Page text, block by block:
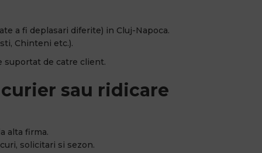
a fi deplasari diferite) in Cluj-Napoca.
Chinteni etc.).
suportat de catre client.
sau ridicare
alta firma.
solicitari si sezon.